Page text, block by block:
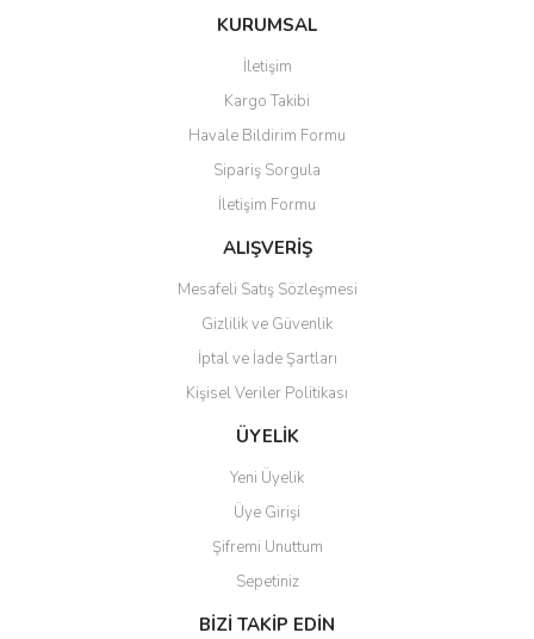
KURUMSAL
İletişim
Kargo Takibi
Havale Bildirim Formu
Sipariş Sorgula
İletişim Formu
ALIŞVERİŞ
Mesafeli Satış Sözleşmesi
Gizlilik ve Güvenlik
İptal ve İade Şartları
Kişisel Veriler Politikası
ÜYELİK
Yeni Üyelik
Üye Girişi
Şifremi Unuttum
Sepetiniz
BİZİ TAKİP EDİN